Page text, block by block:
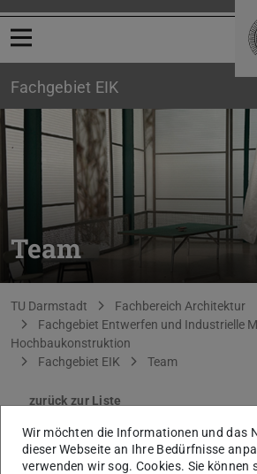
Menü öffnen
Fachgebiet EIK
Team
Sie befinden sich hier:
TU Darmstadt
Fachbereich Architektur
Fachgebiet Entwerfen und Industrielle
Hochbaukonstruktion
Fachgebiet EIK
Team
zurück zur Liste
M. Sc.Philipp
Wir möchten die Informationen und das
dieser Webseite an Ihre Bedürfnisse
verwenden wir sog. Cookies. Sie können